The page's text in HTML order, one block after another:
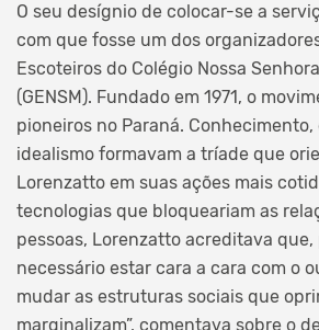
O seu desígnio de colocar-se a
com que fosse um dos
Escoteiros do Colégio Nossa
(GENSM). Fundado em 1971, o
pioneiros no Paraná.
idealismo formavam a tríade que
Lorenzatto em suas ações mais
tecnologias que bloqueariam as
pessoas, Lorenzatto acreditava que,
necessário estar cara a cara com o
mudar as estruturas sociais que
marginalizam”, comentava sobre o